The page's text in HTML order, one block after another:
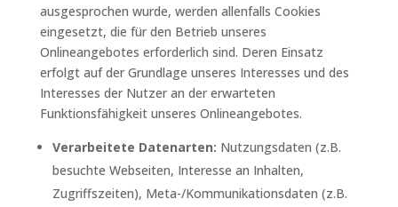
ausgesprochen wurde, werden allenfalls Cookies
eingesetzt, die für den Betrieb unseres
Onlineangebotes erforderlich sind. Deren Einsatz
erfolgt auf der Grundlage unseres Interesses und des
Interesses der Nutzer an der erwarteten
Funktionsfähigkeit unseres Onlineangebotes.
Verarbeitete Datenarten: Nutzungsdaten (z.B.
besuchte Webseiten, Interesse an Inhalten,
Zugriffszeiten), Meta-/Kommunikationsdaten (z.B.